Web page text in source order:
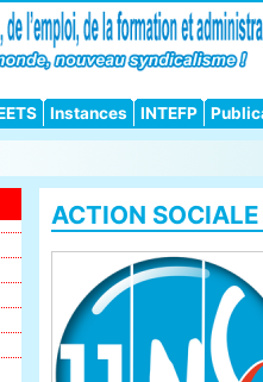
Instances INTEFP
ACTION